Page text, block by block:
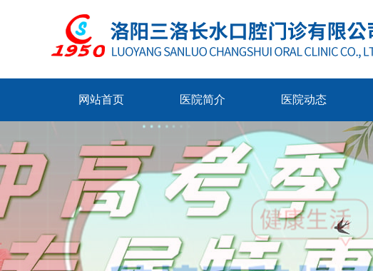
网站首页 医院简介 医院动态